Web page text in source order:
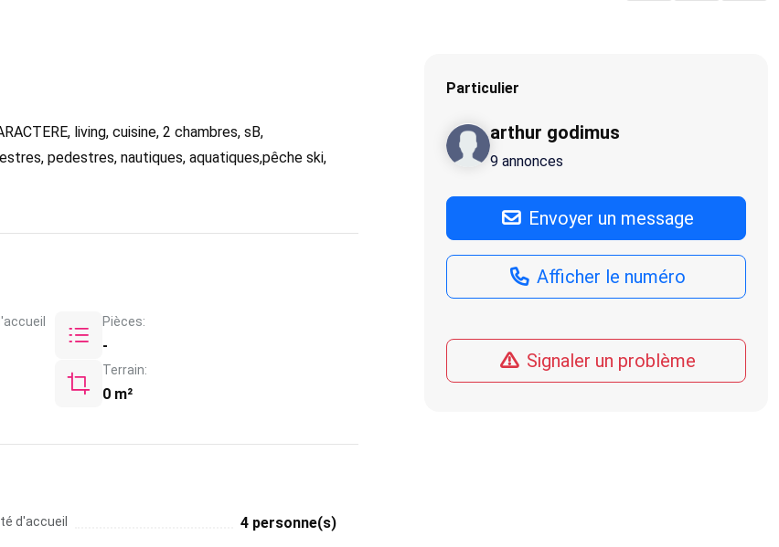
living, cuisine, 2 chambres, sB,
pedestres, nautiques, aquatiques,pêche ski,
Pièces:
-
Terrain:
0 m²
d'accueil 4 personne(s)
Particulier
arthur godimus
9 annonces
Envoyer un message
Afficher le numéro
Signaler un problème